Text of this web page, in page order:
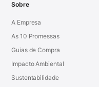
Sobre
A Empresa
As 10 Promessas
Guias de Compra
Impacto Ambiental
Sustentabilidade